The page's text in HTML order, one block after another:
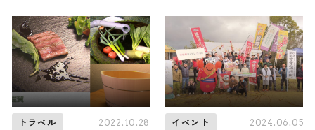
頂（登山で頂きメシ！コラ
ボ企画）
「きっと忘れない夏
GARDEN FEST 2025-
Summer-」開催
トラベル 2022.10.28 イベント 2024.06.05